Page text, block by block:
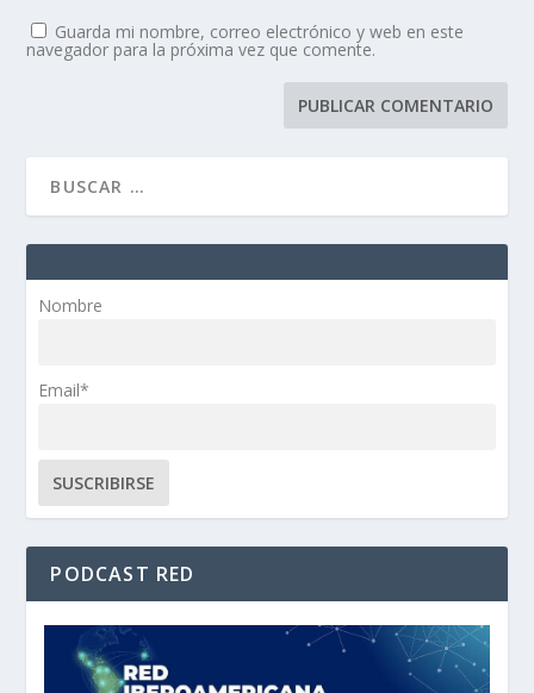
Guarda mi nombre, correo electrónico y web en este
navegador para la próxima vez que comente.
Nombre
Email*
PODCAST RED